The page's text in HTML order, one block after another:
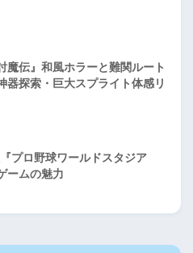
魔伝』和風ホラーと難関ルート
器探索・巨大スプライト体感リ
プロ野球ワールドスタジア
ームの魅力